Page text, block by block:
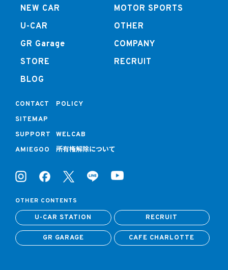
NEW CAR
U-CAR
GR Garage
STORE
BLOG
MOTOR SPORTS
OTHER
COMPANY
RECRUIT
CONTACT
POLICY
SITEMAP
SUPPORT
WELCAB
AMIEGOO
所有権解除について
OTHER CONTENTS
U-CAR STATION RECRUIT
GR GARAGE CAFE CHARLOTTE